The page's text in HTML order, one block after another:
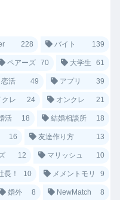
228 バイト 139
ペアーズ 70 大学生 61
恋活 49 アプリ 39
レ 24 オンクレ 21
活 18 結婚相談所 18
16 友達作り方 13
12 マリッシュ 10
長！ 10 メメントモリ 9
婚外 8 NewMatch 8